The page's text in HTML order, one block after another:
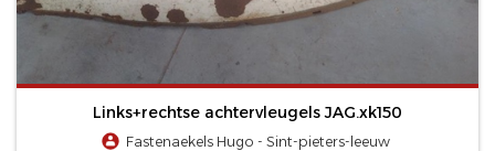
Links+rechtse achtervleugels JAG.xk150
Fastenaekels Hugo - Sint-pieters-leeuw